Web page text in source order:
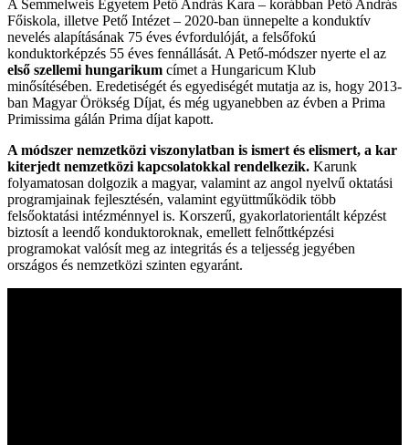
A Semmelweis Egyetem Pető András Kara – korábban Pető András
Főiskola, illetve Pető Intézet – 2020-ban ünnepelte a konduktív
nevelés alapításának 75 éves évfordulóját, a felsőfokú
konduktorképzés 55 éves fennállását. A Pető-módszer nyerte el az
első szellemi hungarikum címet a Hungaricum Klub
minősítésében. Eredetiségét és egyediségét mutatja az is, hogy 2013-
ban Magyar Örökség Díjat, és még ugyanebben az évben a Prima
Primissima gálán Prima díjat kapott.
A módszer nemzetközi viszonylatban is ismert és elismert, a kar
kiterjedt nemzetközi kapcsolatokkal rendelkezik. Karunk
folyamatosan dolgozik a magyar, valamint az angol nyelvű oktatási
programjainak fejlesztésén, valamint együttműködik több
felsőoktatási intézménnyel is. Korszerű, gyakorlatorientált képzést
biztosít a leendő konduktoroknak, emellett felnőttképzési
programokat valósít meg az integritás és a teljesség jegyében
országos és nemzetközi szinten egyaránt.